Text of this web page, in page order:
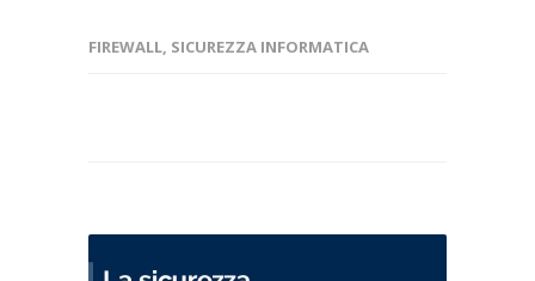
FIREWALL, SICUREZZA INFORMATICA